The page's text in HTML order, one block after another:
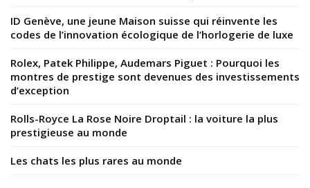
ID Genève, une jeune Maison suisse qui réinvente les
codes de l’innovation écologique de l’horlogerie de luxe
Rolex, Patek Philippe, Audemars Piguet : Pourquoi les
montres de prestige sont devenues des investissements
d’exception
Rolls-Royce La Rose Noire Droptail : la voiture la plus
prestigieuse au monde
Les chats les plus rares au monde